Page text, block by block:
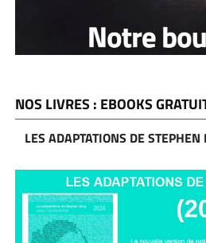
NOS LIVRES : EBOOKS
LES ADAPTATIONS DE STEPHEN